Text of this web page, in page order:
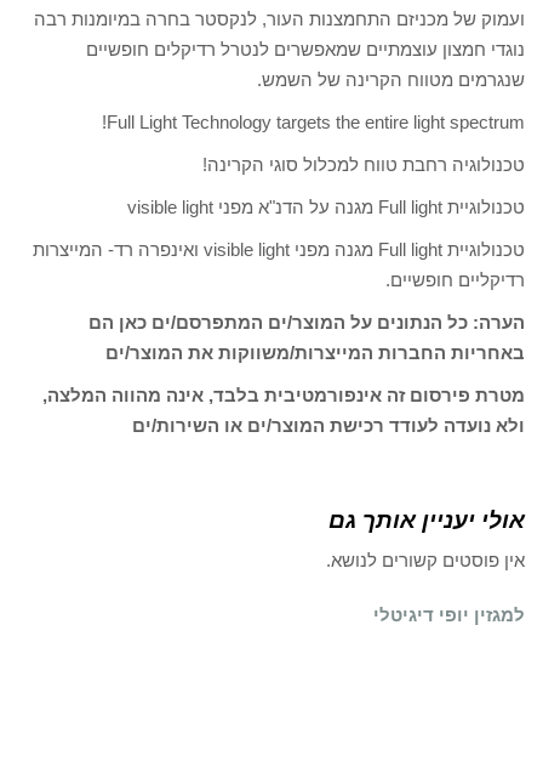
ועמוק של מכניזם התחמצנות העור, לנקסטר בחרה במיומנות רבה
נוגדי חמצון עוצמתיים שמאפשרים לנטרל רדיקלים חופשיים
שנגרמים מטווח הקרינה של השמש.
Full Light Technology targets the entire light spectrum!
טכנולוגיה רחבת טווח למכלול סוגי הקרינה!
טכנולוגיית Full light מגנה על הדנ"א מפני visible light
טכנולוגיית Full light מגנה מפני visible light ואינפרה רד- המייצרות
רדיקליים חופשיים.
הערה: כל הנתונים על המוצר/ים המתפרסם/ים כאן הם
באחריות החברות המייצרות/משווקות את המוצר/ים
מטרת פירסום זה אינפורמטיבית בלבד, אינה מהווה המלצה,
ולא נועדה לעודד רכישת המוצר/ים או השירות/ים
אולי יעניין אותך גם
אין פוסטים קשורים לנושא.
למגזין יופי דיגיטלי